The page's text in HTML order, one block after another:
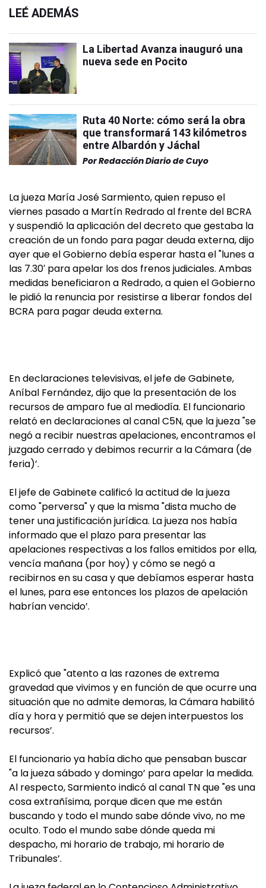
LEÉ ADEMÁS
La Libertad Avanza inauguró una
nueva sede en Pocito
Ruta 40 Norte: cómo será la obra
que transformará 143 kilómetros
entre Albardón y Jáchal
PorRedacción Diario de Cuyo
La jueza María José Sarmiento, quien repuso el
viernes pasado a Martín Redrado al frente del BCRA
y suspendió la aplicación del decreto que gestaba la
creación de un fondo para pagar deuda externa, dijo
ayer que el Gobierno debía esperar hasta el "lunes a
las 7.30′ para apelar los dos frenos judiciales. Ambas
medidas beneficiaron a Redrado, a quien el Gobierno
le pidió la renuncia por resistirse a liberar fondos del
BCRA para pagar deuda externa.
En declaraciones televisivas, el jefe de Gabinete,
Aníbal Fernández, dijo que la presentación de los
recursos de amparo fue al mediodía. El funcionario
relató en declaraciones al canal C5N, que la jueza "se
negó a recibir nuestras apelaciones, encontramos el
juzgado cerrado y debimos recurrir a la Cámara (de
feria)’.
El jefe de Gabinete calificó la actitud de la jueza
como "perversa" y que la misma "dista mucho de
tener una justificación jurídica. La jueza nos había
informado que el plazo para presentar las
apelaciones respectivas a los fallos emitidos por ella,
vencía mañana (por hoy) y cómo se negó a
recibirnos en su casa y que debíamos esperar hasta
el lunes, para ese entonces los plazos de apelación
habrían vencido’.
Explicó que "atento a las razones de extrema
gravedad que vivimos y en función de que ocurre una
situación que no admite demoras, la Cámara habilitó
día y hora y permitió que se dejen interpuestos los
recursos’.
El funcionario ya había dicho que pensaban buscar
"a la jueza sábado y domingo’ para apelar la medida.
Al respecto, Sarmiento indicó al canal TN que "es una
cosa extrañísima, porque dicen que me están
buscando y todo el mundo sabe dónde vivo, no me
oculto. Todo el mundo sabe dónde queda mi
despacho, mi horario de trabajo, mi horario de
Tribunales’.